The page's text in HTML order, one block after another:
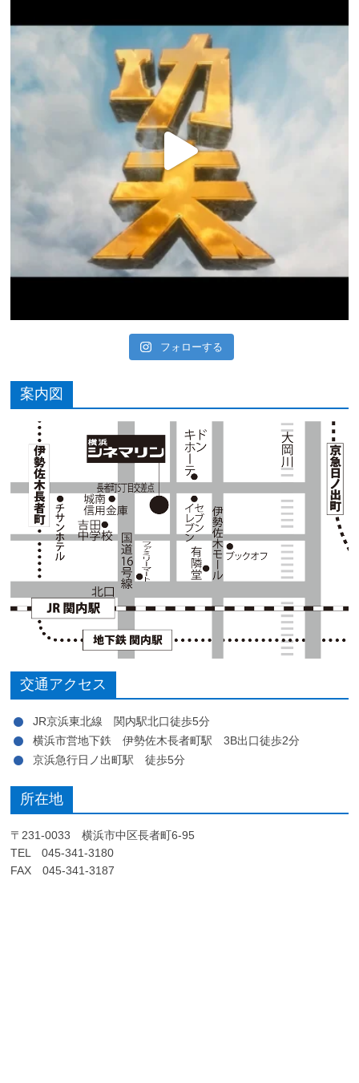
フォローする
案内図
交通アクセス
JR京浜東北線 関内駅北口徒歩5分
横浜市営地下鉄 伊勢佐木長者町駅 3B出口徒歩2分
京浜急行日ノ出町駅 徒歩5分
所在地
〒231-0033 横浜市中区長者町6-95
TEL 045-341-3180
FAX 045-341-3187